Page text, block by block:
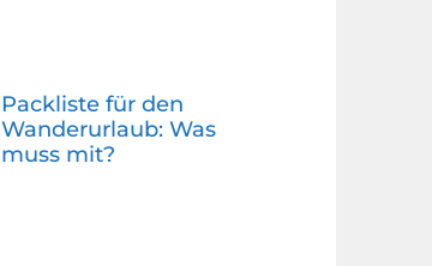
Packliste für den
Wanderurlaub: Was
muss mit?